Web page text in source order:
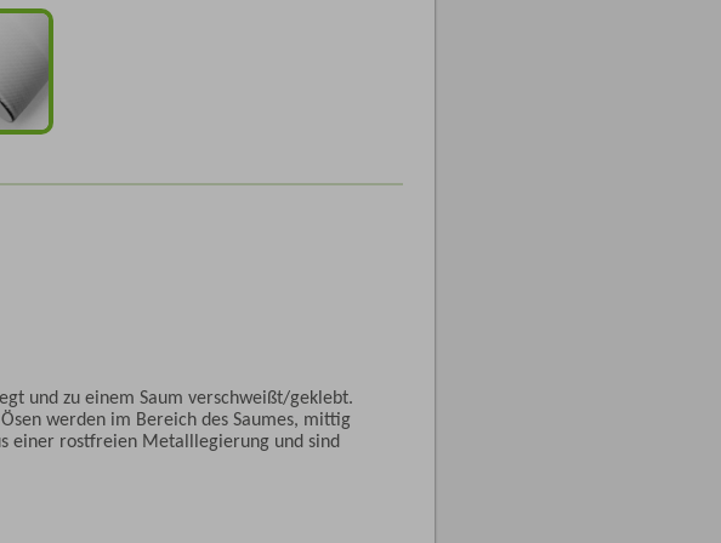
und zu einem Saum verschweißt/geklebt.
werden im Bereich des Saumes, mittig
einer rostfreien Metalllegierung und sind